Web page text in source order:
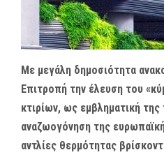
ΕΥΚΑΙΡΙΕΣ ΕΡΓΑΣΙΑΣ
E-SHOP
Με μεγάλη δημοσιότητα
Επιτροπή την έλευση του
κτιρίων, ως εμβληματική
αναζωογόνηση της
αντλίες θερμότητας